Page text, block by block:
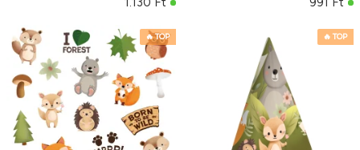
🔥 TOP 🔥 TOP